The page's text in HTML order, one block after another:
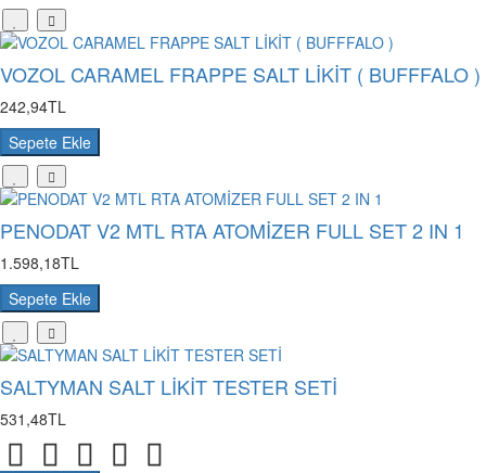
VOZOL CARAMEL FRAPPE SALT LİKİT ( BUFFFALO )
242,94TL
Sepete Ekle
PENODAT V2 MTL RTA ATOMİZER FULL SET 2 IN 1
1.598,18TL
Sepete Ekle
SALTYMAN SALT LİKİT TESTER SETİ
531,48TL